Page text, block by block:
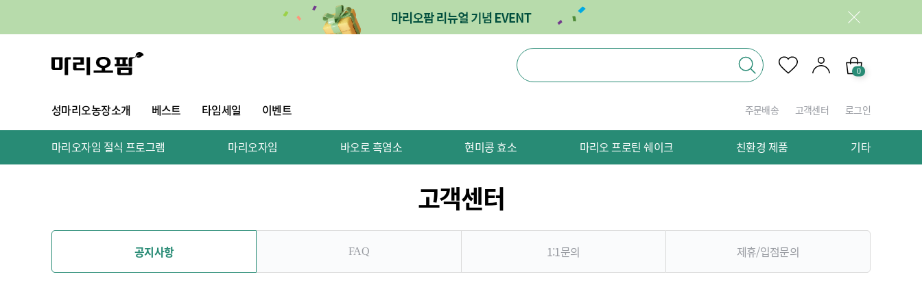
0
성마리오농장소개 베스트 타임세일 이벤트 주문배송 고객센터 로그인
마리오자임 절식 프로그램 마리오자임 바오로 흑염소 현미콩 효소 마리오 프로틴 쉐이크 친환경 제품 기타
고객센터
공지사항 FAQ 1:1문의 제휴/입점문의